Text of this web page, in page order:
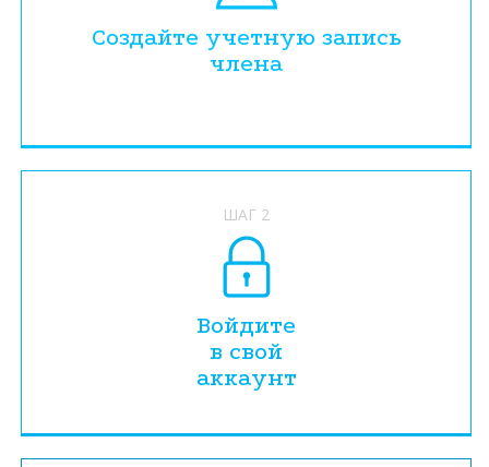
Создайте учетную запись
члена
ШАГ 2
Войдите
в свой
аккаунт